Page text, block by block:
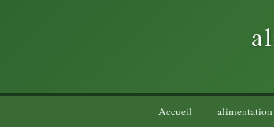
Accueil alimentation